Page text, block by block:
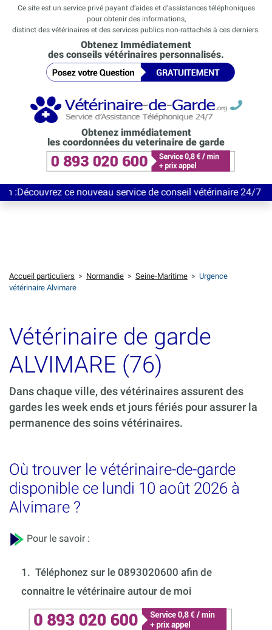
Ce site est un service privé payant d’aides et d’assistances téléphoniques
pour obtenir des informations,
distinct des vétérinaires et des services publics non-rattachés à ces derniers.
Obtenez Immédiatement
des conseils vétérinaires personnalisés.
Obtenez immédiatement
les coordonnées du veterinaire de garde
ce nouveau service de conseil vétérinaire 24/7
Accueil particuliers > Normandie > Seine-Maritime > Urgence
vétérinaire Alvimare
Vétérinaire de garde
ALVIMARE (76)
Dans chaque ville, des vétérinaires assurent des
gardes les week ends et jours fériés pour assurer la
permanence des soins vétérinaires.
Où trouver le vétérinaire-de-garde
disponible ce lundi 10 août 2026 à
Alvimare ?
Pour le savoir :
1. Téléphonez sur le 0893020600 afin de
connaitre le vétérinaire autour de moi